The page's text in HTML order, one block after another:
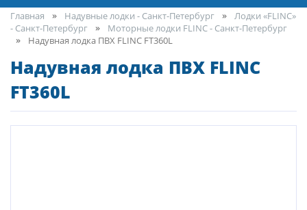
Главная Надувные лодки - Санкт-Петербург
Лодки «FLINC»
- Санкт-Петербург
Моторные лодки FLINC - Санкт-Петербург
Надувная лодка ПВХ FLINC FT360L
Надувная лодка ПВХ FLINC
FT360L